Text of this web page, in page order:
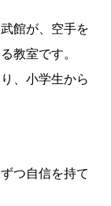
館が、空手を
教室です。
、小学生から
つ自信を持て